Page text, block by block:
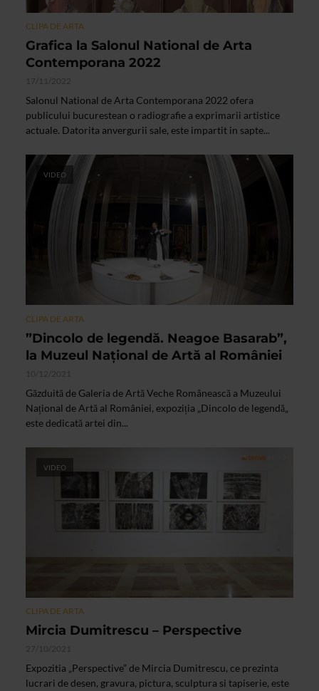
CLIPA DE ARTA
Grafica la Salonul National de Arta
Contemporana 2022
17/11/2022
Salonul National de Arta Contemporana 2022 ofera
publicului bucurestean o radiografie a exprimarii artistice
actuale. Datorita anvergurii sale, este impartit in sapte...
VIDEO
CLIPA DE ARTA
”Dincolo de legendă. Neagoe Basarab”,
la Muzeul Național de Artă al României
10/12/2021
Găzduită de Galeria de Artă Veche Românească a Muzeului
Național de Artă al României, expoziția „Dincolo de legendă„
este dedicată artei din...
VIDEO
CLIPA DE ARTA
Mircia Dumitrescu – Perspective
27/10/2021
Expozitia „Perspective” de Mircia Dumitrescu, ce prezinta
lucrari de desen, gravura, pictura, sculptura si tapiserie, este